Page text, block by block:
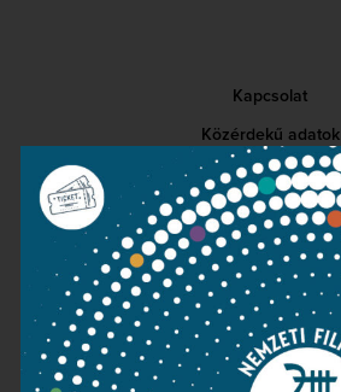
Kapcsolat
Közérdekű adatok
Sajtószoba
Adatvédelem
Impresszum